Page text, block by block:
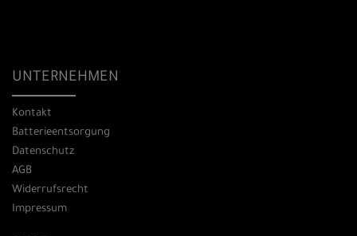
UNTERNEHMEN
Kontakt
Batterieentsorgung
Datenschutz
AGB
Widerrufsrecht
Impressum